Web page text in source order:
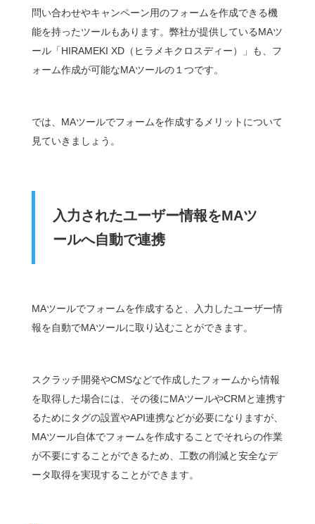
問い合わせやキャンペーン用のフォームを作成できる機
能を持ったツールもあります。弊社が提供しているMAツ
ール「HIRAMEKI XD（ヒラメキクロスディー）」も、フ
ォーム作成が可能なMAツールの１つです。
では、MAツールでフォームを作成するメリットについて
見ていきましょう。
入力されたユーザー情報をMAツ
ールへ自動で連携
MAツールでフォームを作成すると、入力したユーザー情
報を自動でMAツールに取り込むことができます。
スクラッチ開発やCMSなどで作成したフォームから情報
を取得した場合には、その後にMAツールやCRMと連携す
るためにタグの設置やAPI連携などが必要になりますが、
MAツール自体でフォームを作成することでそれらの作業
が不要にすることができるため、工数の削減と安全なデ
ータ取得を実現することができます。